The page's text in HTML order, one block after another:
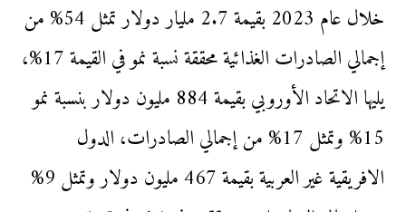
خلال عام 2023 بقيمة 2.7 مليار دولار تمثل 54% من
إجمالي الصادرات الغذائية محققة نسبة نمو في القيمة 17%،
يليها الاتحاد الأوروبي بقيمة 884 مليون دولار بنسبة نمو
15% وتمثل 17% من إجمالي الصادرات، الدول
الافريقية غير العربية بقيمة 467 مليون دولار وتمثل 9%